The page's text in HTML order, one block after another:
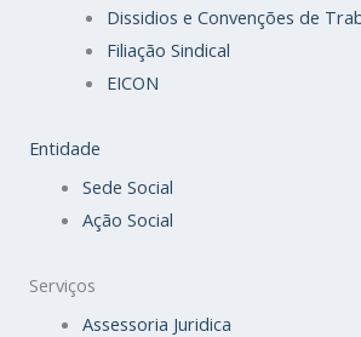
Dissidios e Convenções de
Filiação Sindical
EICON
Entidade
Sede Social
Ação Social
Serviços
Assessoria Juridica